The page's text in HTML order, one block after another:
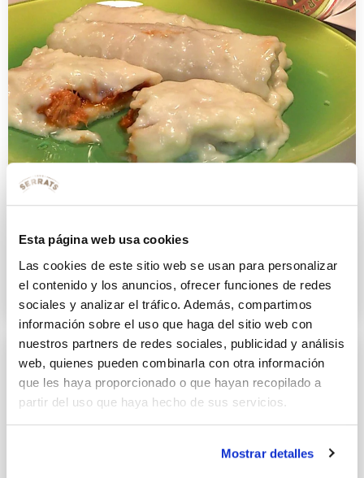
Esta página web usa cookies
Las cookies de este sitio web se usan para personalizar
el contenido y los anuncios, ofrecer funciones de redes
sociales y analizar el tráfico. Además, compartimos
información sobre el uso que haga del sitio web con
nuestros partners de redes sociales, publicidad y análisis
web, quienes pueden combinarla con otra información
que les haya proporcionado o que hayan recopilado a
partir del uso que haya hecho de sus servicios.
Mostrar detalles
Canelones de atún claro Serrats
30 ABRIL 2013